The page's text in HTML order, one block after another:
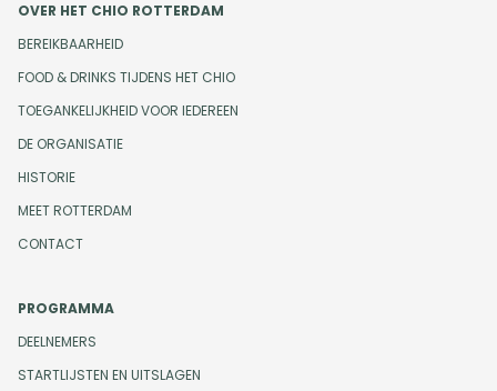
OVER HET CHIO ROTTERDAM
BEREIKBAARHEID
FOOD & DRINKS TIJDENS HET CHIO
TOEGANKELIJKHEID VOOR IEDEREEN
DE ORGANISATIE
HISTORIE
MEET ROTTERDAM
CONTACT
PROGRAMMA
DEELNEMERS
STARTLIJSTEN EN UITSLAGEN